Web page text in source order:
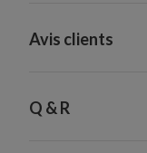
Avis clients
Q & R